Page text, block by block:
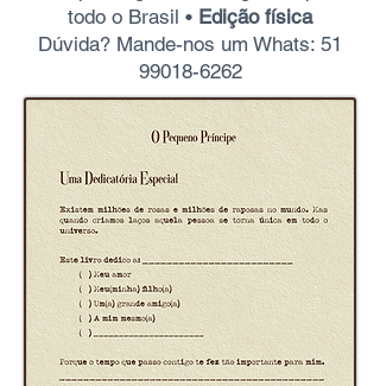
todo o Brasil • Edição física
Dúvida? Mande-nos um Whats: 51
99018-6262